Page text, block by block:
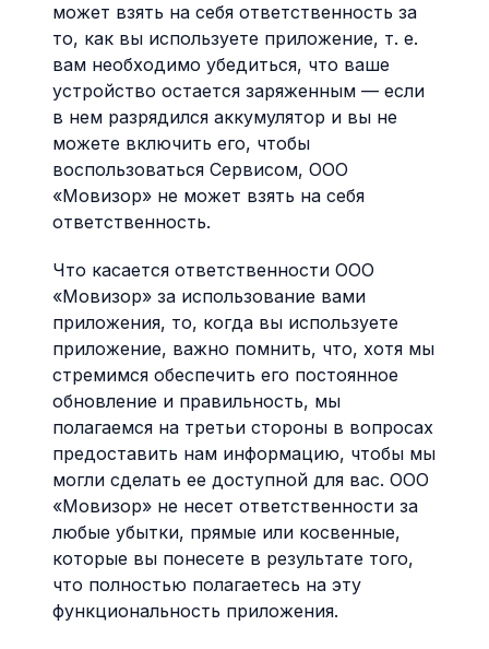
может взять на себя ответственность за
то, как вы используете приложение, т. е.
вам необходимо убедиться, что ваше
устройство остается заряженным — если
в нем разрядился аккумулятор и вы не
можете включить его, чтобы
воспользоваться Сервисом, ООО
«Мовизор» не может взять на себя
ответственность.
Что касается ответственности ООО
«Мовизор» за использование вами
приложения, то, когда вы используете
приложение, важно помнить, что, хотя мы
стремимся обеспечить его постоянное
обновление и правильность, мы
полагаемся на третьи стороны в вопросах
предоставить нам информацию, чтобы мы
могли сделать ее доступной для вас. ООО
«Мовизор» не несет ответственности за
любые убытки, прямые или косвенные,
которые вы понесете в результате того,
что полностью полагаетесь на эту
функциональность приложения.